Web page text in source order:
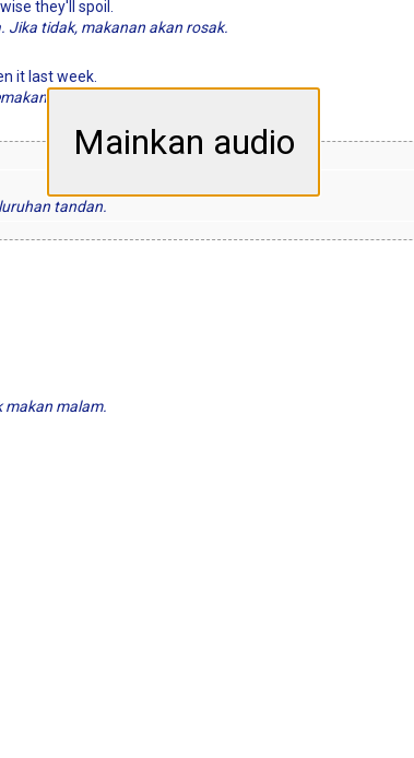
they'll spoil.
Jika tidak, makanan akan rosak.
it last week.
minggu lepas.
tandan.
makan malam.
Mainkan audio